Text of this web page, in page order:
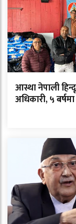
आस्था नेपाली
अधिकारी, ५